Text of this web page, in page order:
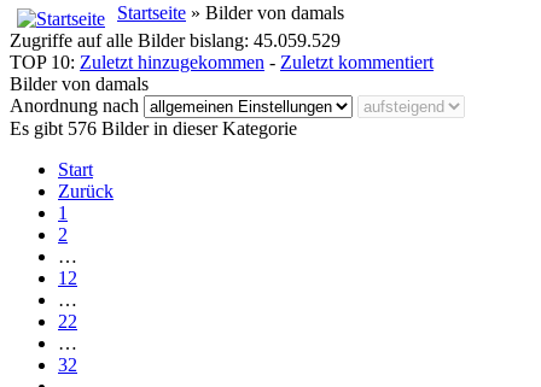
Startseite » Bilder von damals
Zugriffe auf alle Bilder bislang: 45.059.529
TOP 10: Zuletzt hinzugekommen - Zuletzt kommentiert
Bilder von damals
Anordnung nach
Es gibt 576 Bilder in dieser Kategorie
Start
Zurück
1
2
…
12
…
22
…
32